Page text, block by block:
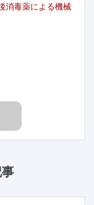
消毒薬による機械